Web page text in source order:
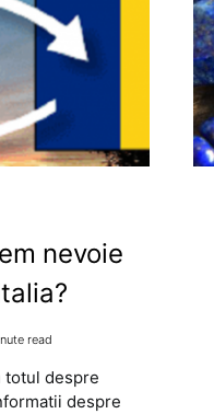
nevoie
read
totul despre
despre